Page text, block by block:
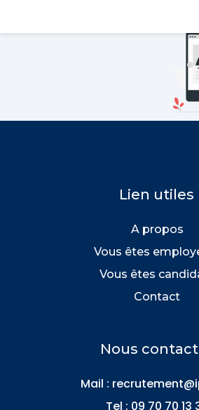
Lien utiles
A propos
Vous êtes
Vous êtes
Contact
Nous
Mail :
Tel : 09 70 70 13